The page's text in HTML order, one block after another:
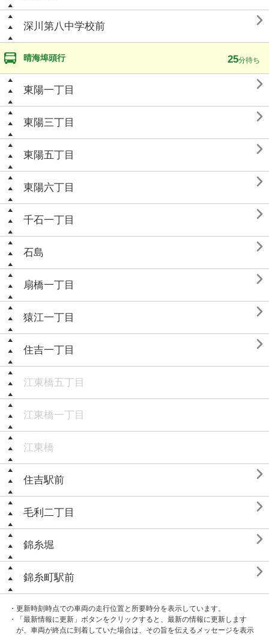
深川第八中学校前 
晴海埠頭行 25分待ち
東陽一丁目 
東陽三丁目 
東陽五丁目 
東陽六丁目 
千石一丁目 
石島 
扇橋一丁目 
猿江一丁目 
住吉一丁目 
江東橋五丁目
江東橋一丁目
江東橋
住吉駅前 
毛利二丁目 
錦糸堀 
錦糸町駅前 
・更新時刻時点での車両の走行位置と所要時分を表示しています。
・「最新情報に更新」ボタンをクリックすると、最新の情報に更新します
が、車両が終点に到着していた場合は、その旨を伝えるメッセージを表示